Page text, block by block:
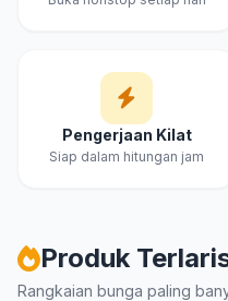
Pengerjaan Kilat
Siap dalam hitungan jam
Produk
Rangkaian bunga paling